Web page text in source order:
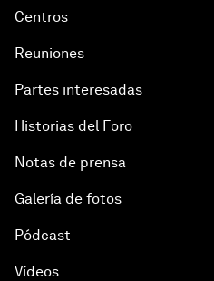
Centros
Reuniones
Partes interesadas
Historias del Foro
Notas de prensa
Galería de fotos
Pódcast
Vídeos